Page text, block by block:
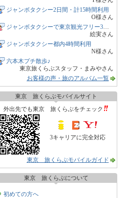
ジャンボタクシー2日間・計15時間利用
O様さん
ジャンボタクシーで東京観光フリー3時間
絵実さん
ジャンボタクシー都内4時間利用
N様さん
六本木プチ散歩♪
東京旅くらぶスタッフ・まみやさん
お客様の声・旅のアルバム一覧
東京 旅くらぶモバイルサイト
外出先でも東京 旅くらぶをチェック
3キャリアに完全対応
東京 旅くらぶモバイルガイド
東京 旅くらぶについて
初めての方へ